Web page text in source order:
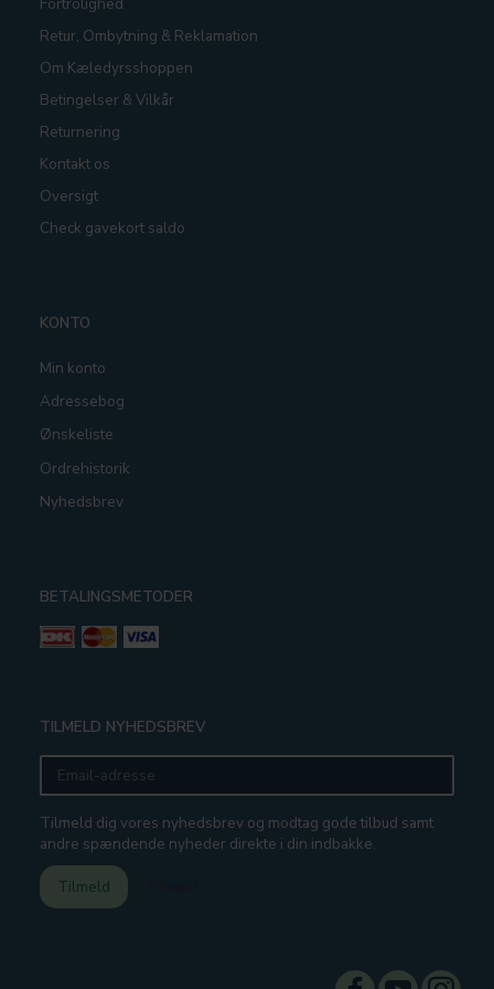
Retur, Ombytning & Reklamation
Om Kæledyrsshoppen
Betingelser & Vilkår
Returnering
Kontakt os
Oversigt
Check gavekort saldo
KONTO
Min konto
Adressebog
Ønskeliste
Ordrehistorik
Nyhedsbrev
BETALINGSMETODER
TILMELD NYHEDSBREV
Email-
adresse
Tilmeld dig vores nyhedsbrev og modtag gode tilbud samt
andre spændende nyheder direkte i din indbakke.
Tilmeld